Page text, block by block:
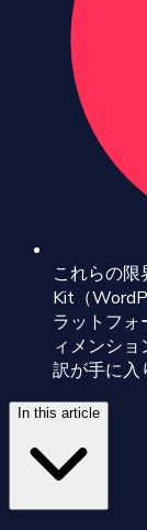
これらの
Kit（
ラットフ
ィメンシ
訳が手に入
In this article